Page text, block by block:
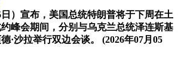
）宣布，美国总统特朗普将于下周在土
峰会期间，分别与乌克兰总统泽连斯基
·沙拉举行双边会谈。 (2026年07月05